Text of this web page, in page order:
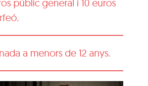
públic general i 10 euros
a menors de 12 anys.